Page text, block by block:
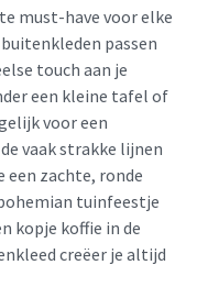
must-have voor elke
passen
touch aan je
een kleine tafel of
voor een
vaak strakke lijnen
een zachte, ronde
tuinfeestje
kopje koffie in de
creëer je altijd